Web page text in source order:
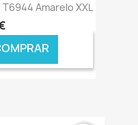
Amarelo XXL